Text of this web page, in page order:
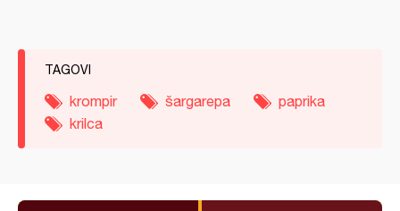
TAGOVI
krompir šargarepa
paprika
krilca